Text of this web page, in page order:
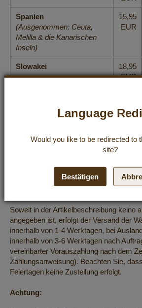
Spanien
(Ausgenommen: Ceuta,
Melilla & die Kanarischen
Inseln)
15,95
EUR
Slowakei
18,95
EUR
EUR
Lieferfristen
Soweit in der Artikelbeschreibung keine
angegeben ist, erfolgt der Versand der
innerhalb von 1-4 Werktagen, bei
innerhalb von 3-6 Werktagen nach
vereinbarter Vorauszahlung nach dem
Zahlungsanweisung). Beachten Sie,
Feiertagen keine Zustellung erfolgt.
Achtung:
Language
Would you like to be redirected to
site?
Bestätigen